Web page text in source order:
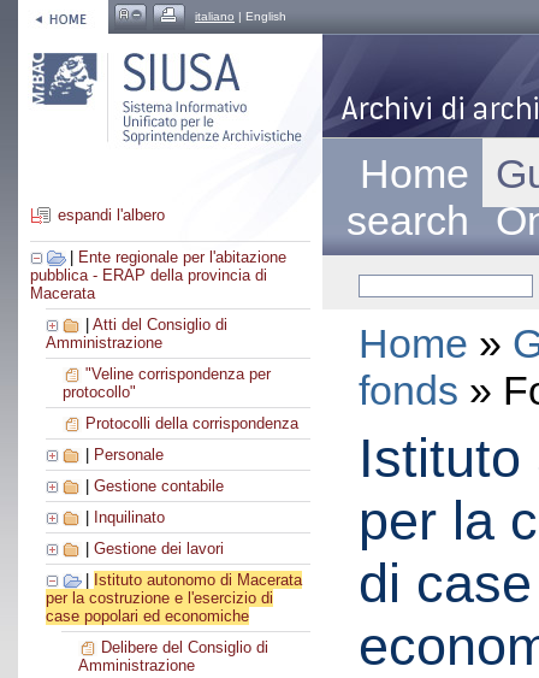
italiano | English
espandi l'albero
Ente regionale per l'abitazione
pubblica - ERAP della provincia di
Macerata
Atti del Consiglio di
Amministrazione
"Veline corrispondenza per
protocollo"
Protocolli della corrispondenza
Personale
Gestione contabile
Inquilinato
Gestione dei lavori
Istituto autonomo di Macerata
per la costruzione e l'esercizio di
case popolari ed economiche
Delibere del Consiglio di
Amministrazione
Home
search
Home »
fonds »
Istituto
per la
di